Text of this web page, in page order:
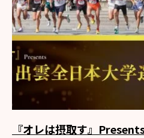
『オレは摂取す』